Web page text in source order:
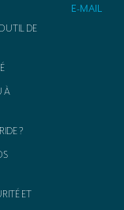
DE
À
?
ET
E-MAIL